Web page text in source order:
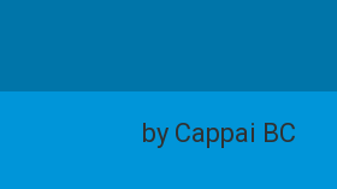
by Cappai BC